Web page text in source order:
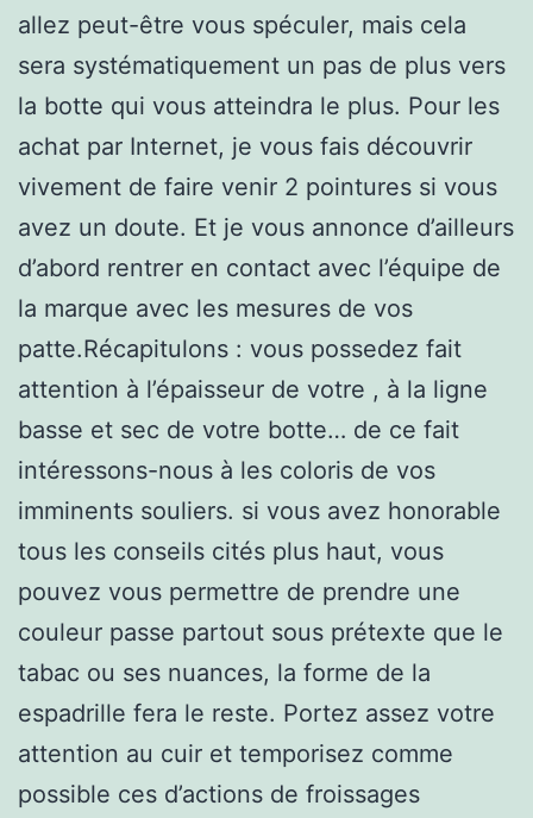
allez peut-être vous spéculer, mais cela
sera systématiquement un pas de plus vers
la botte qui vous atteindra le plus. Pour les
achat par Internet, je vous fais découvrir
vivement de faire venir 2 pointures si vous
avez un doute. Et je vous annonce d’ailleurs
d’abord rentrer en contact avec l’équipe de
la marque avec les mesures de vos
patte.Récapitulons : vous possedez fait
attention à l’épaisseur de votre , à la ligne
basse et sec de votre botte… de ce fait
intéressons-nous à les coloris de vos
imminents souliers. si vous avez honorable
tous les conseils cités plus haut, vous
pouvez vous permettre de prendre une
couleur passe partout sous prétexte que le
tabac ou ses nuances, la forme de la
espadrille fera le reste. Portez assez votre
attention au cuir et temporisez comme
possible ces d’actions de froissages